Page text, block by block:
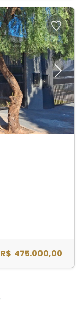
Next
R$ 475.000,00